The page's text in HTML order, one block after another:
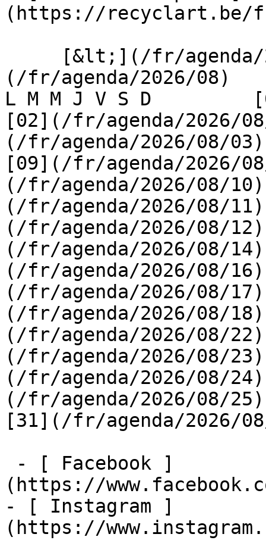
(https://recyclart.be/
(/fr/agenda/2026/08)
L M M J V S D
[02](/fr/agenda/2026/
(/fr/agenda/2026/08/
[09](/fr/agenda/2026/
(/fr/agenda/2026/08/
(/fr/agenda/2026/08/
(/fr/agenda/2026/08/
(/fr/agenda/2026/08/
(/fr/agenda/2026/08/
(/fr/agenda/2026/08/
(/fr/agenda/2026/08/
(/fr/agenda/2026/08/
(/fr/agenda/2026/08/
(/fr/agenda/2026/08/
(/fr/agenda/2026/08/
[31](/fr/agenda/
(https://
- [ Instagram ]
(https://